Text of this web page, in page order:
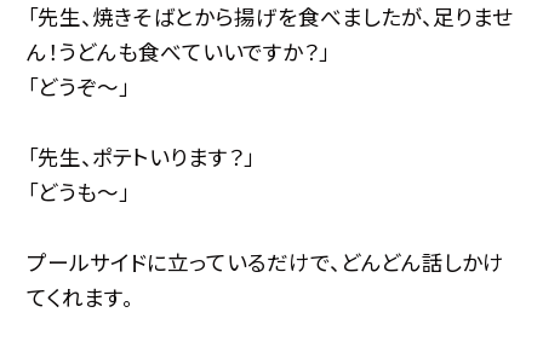
「先生、焼きそばとから揚げを食べましたが、足りませ
ん！うどんも食べていいですか？」
「どうぞ～」
「先生、ポテトいります？」
「どうも～」
プールサイドに立っているだけで、どんどん話しかけ
てくれます。